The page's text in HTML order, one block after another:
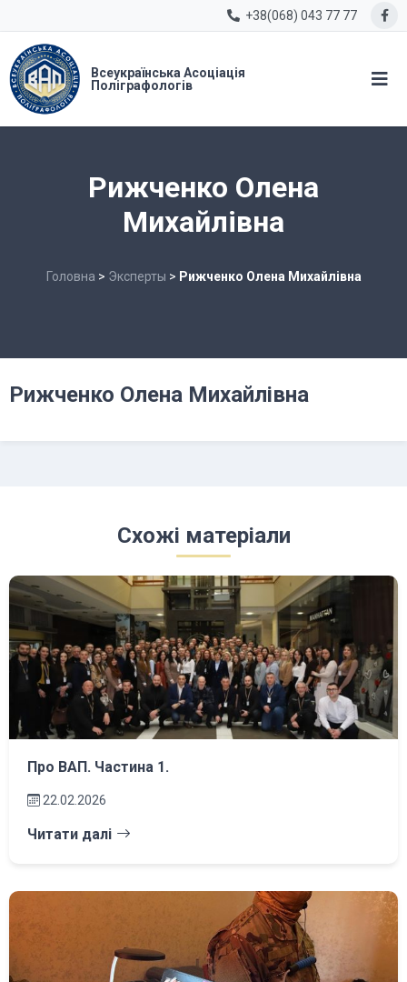
+38(068) 043 77 77
Всеукраїнська Асоціація
Поліграфологів
Рижченко Олена
Михайлівна
Головна > Эксперты > Рижченко Олена Михайлівна
Рижченко Олена Михайлівна
Схожі матеріали
Про ВАП. Частина 1.
22.02.2026
Читати далі